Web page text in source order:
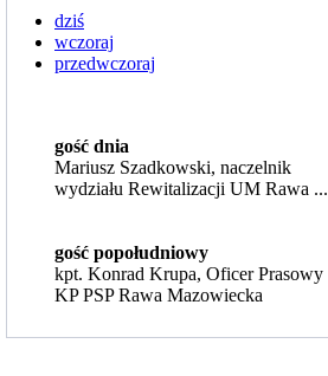
dziś
wczoraj
przedwczoraj
gość dnia
Mariusz Szadkowski, naczelnik
wydziału Rewitalizacji UM Rawa ...
gość popołudniowy
kpt. Konrad Krupa, Oficer Prasowy
KP PSP Rawa Mazowiecka